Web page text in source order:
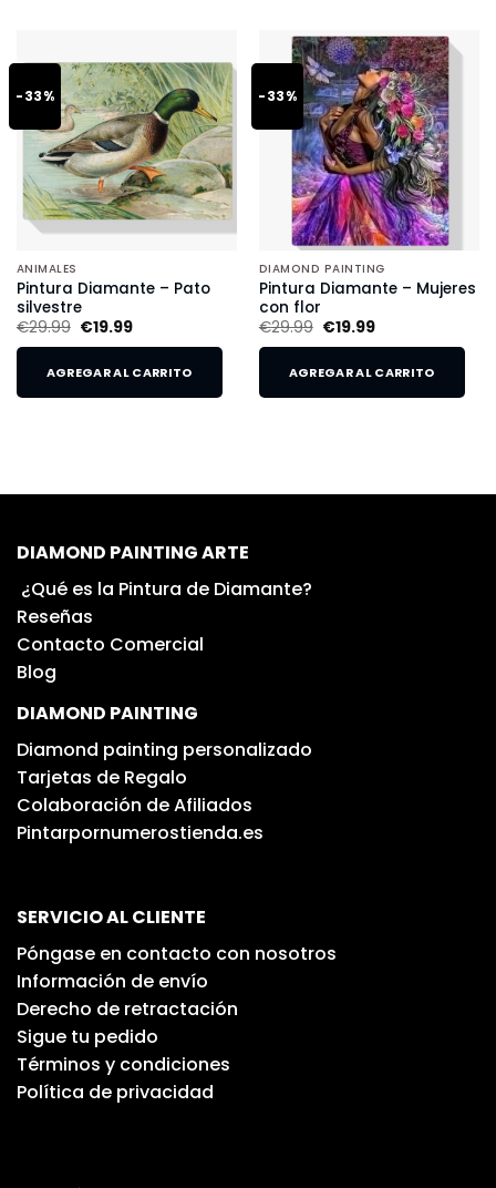
-33%
ANIMALES
Pintura Diamante – Pato
silvestre
€29.99 €19.99
AGREGAR AL CARRITO
-33%
DIAMOND PAINTING
Pintura Diamante – Mujeres
con flor
€29.99 €19.99
AGREGAR AL CARRITO
DIAMOND PAINTING ARTE
¿Qué es la Pintura de Diamante?
Reseñas
Contacto Comercial
Blog
DIAMOND PAINTING
Diamond painting personalizado
Tarjetas de Regalo
Colaboración de Afiliados
Pintarpornumerostienda.es
SERVICIO AL CLIENTE
Póngase en contacto con nosotros
Información de envío
Derecho de retractación
Sigue tu pedido
Términos y condiciones
Política de privacidad